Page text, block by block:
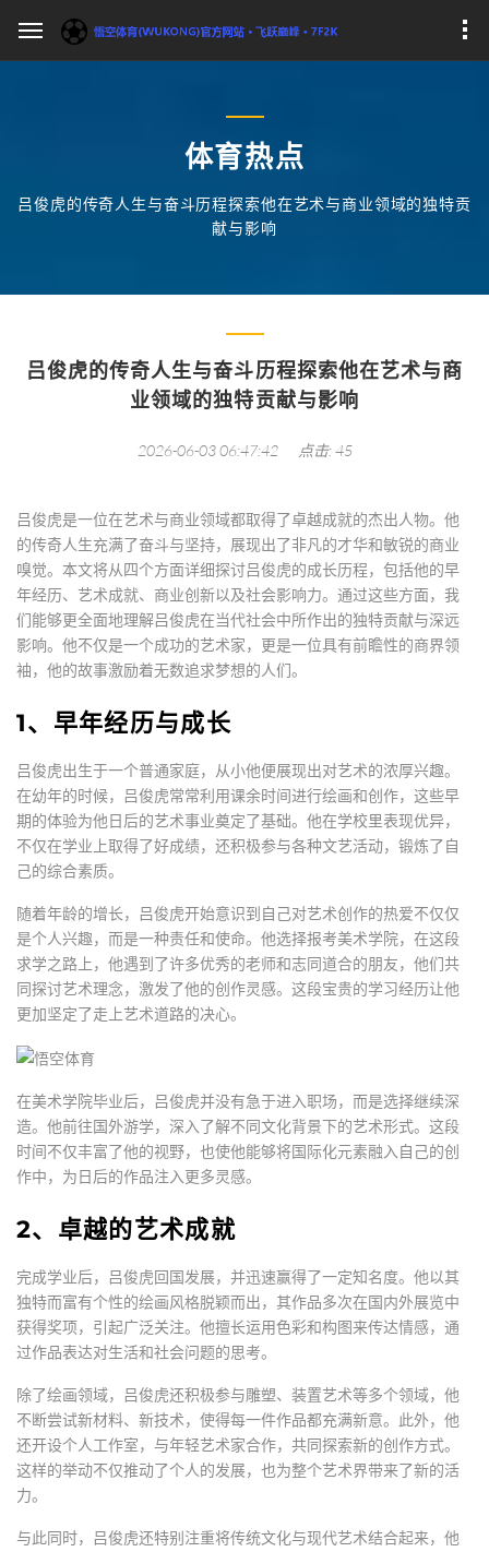
体育热点
吕俊虎的传奇人生与奋斗历程探索他在艺术与商业领域的独特贡
献与影响
吕俊虎的传奇人生与奋斗历程探索他在艺术与商
业领域的独特贡献与影响
2026-06-03 06:47:42 点击: 45
吕俊虎是一位在艺术与商业领域都取得了卓越成就的杰出人物。他
的传奇人生充满了奋斗与坚持，展现出了非凡的才华和敏锐的商业
嗅觉。本文将从四个方面详细探讨吕俊虎的成长历程，包括他的早
年经历、艺术成就、商业创新以及社会影响力。通过这些方面，我
们能够更全面地理解吕俊虎在当代社会中所作出的独特贡献与深远
影响。他不仅是一个成功的艺术家，更是一位具有前瞻性的商界领
袖，他的故事激励着无数追求梦想的人们。
1、早年经历与成长
吕俊虎出生于一个普通家庭，从小他便展现出对艺术的浓厚兴趣。
在幼年的时候，吕俊虎常常利用课余时间进行绘画和创作，这些早
期的体验为他日后的艺术事业奠定了基础。他在学校里表现优异，
不仅在学业上取得了好成绩，还积极参与各种文艺活动，锻炼了自
己的综合素质。
随着年龄的增长，吕俊虎开始意识到自己对艺术创作的热爱不仅仅
是个人兴趣，而是一种责任和使命。他选择报考美术学院，在这段
求学之路上，他遇到了许多优秀的老师和志同道合的朋友，他们共
同探讨艺术理念，激发了他的创作灵感。这段宝贵的学习经历让他
更加坚定了走上艺术道路的决心。
在美术学院毕业后，吕俊虎并没有急于进入职场，而是选择继续深
造。他前往国外游学，深入了解不同文化背景下的艺术形式。这段
时间不仅丰富了他的视野，也使他能够将国际化元素融入自己的创
作中，为日后的作品注入更多灵感。
2、卓越的艺术成就
完成学业后，吕俊虎回国发展，并迅速赢得了一定知名度。他以其
独特而富有个性的绘画风格脱颖而出，其作品多次在国内外展览中
获得奖项，引起广泛关注。他擅长运用色彩和构图来传达情感，通
过作品表达对生活和社会问题的思考。
除了绘画领域，吕俊虎还积极参与雕塑、装置艺术等多个领域，他
不断尝试新材料、新技术，使得每一件作品都充满新意。此外，他
还开设个人工作室，与年轻艺术家合作，共同探索新的创作方式。
这样的举动不仅推动了个人的发展，也为整个艺术界带来了新的活
力。
与此同时，吕俊虎还特别注重将传统文化与现代艺术结合起来，他